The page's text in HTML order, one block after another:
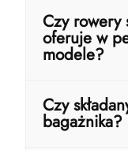
W
kilkanaście
narzędzi.
Czy rowery
oferuje w
modele?
Tak, wiele
błotnikami,
stopką już w
Czy
bagażnika?